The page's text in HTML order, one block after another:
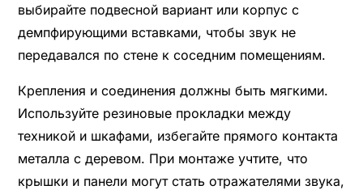
выбирайте подвесной вариант или корпус с
демпфирующими вставками, чтобы звук не
передавался по стене к соседним помещениям.
Крепления и соединения должны быть мягкими.
Используйте резиновые прокладки между
техникой и шкафами, избегайте прямого контакта
металла с деревом. При монтаже учтите, что
крышки и панели могут стать отражателями звука,